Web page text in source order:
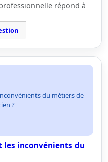
répond à
du métiers de
?
les inconvénients du